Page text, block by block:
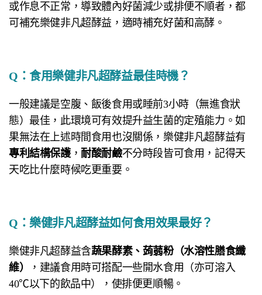
或作息不正常，導致體內好菌減少或排便不順者，都
可補充樂健非凡超酵益，適時補充好菌和高酵。
Q： 食用樂健非凡超酵益最佳時機？
一般建議是空腹、飯後食用或睡前3小時（無進食狀
態）最佳，此環境可有效提升益生菌的定殖能力。如
果無法在上述時間食用也沒關係，樂健非凡超酵益有
專利結構保護， 耐酸耐鹼不分時段皆可食用，記得天
天吃比什麼時候吃更重要。
Q：樂健非凡超酵益如何食用效果最好？
樂健非凡超酵益含蔬果酵素、蒟蒻粉（水溶性膳食纖
維）
，建議食用時可搭配一些開水食用（亦可溶入
40℃以下的飲品中），使排便更順暢。